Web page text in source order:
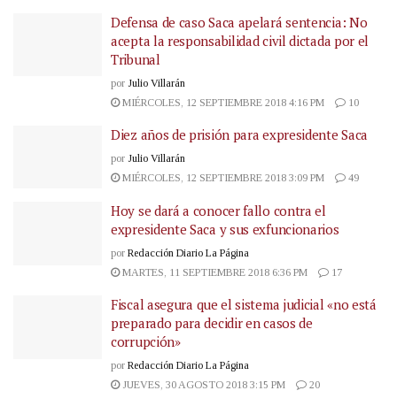
Defensa de caso Saca apelará sentencia: No
acepta la responsabilidad civil dictada por el
Tribunal
por Julio Villarán
MIÉRCOLES, 12 SEPTIEMBRE 2018 4:16 PM
10
Diez años de prisión para expresidente Saca
por Julio Villarán
MIÉRCOLES, 12 SEPTIEMBRE 2018 3:09 PM
49
Hoy se dará a conocer fallo contra el
expresidente Saca y sus exfuncionarios
por Redacción Diario La Página
MARTES, 11 SEPTIEMBRE 2018 6:36 PM
17
Fiscal asegura que el sistema judicial «no está
preparado para decidir en casos de
corrupción»
por Redacción Diario La Página
JUEVES, 30 AGOSTO 2018 3:15 PM
20